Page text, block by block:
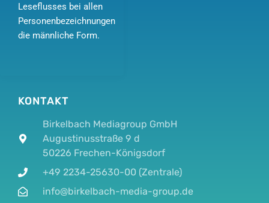
KONTAKT
Birkelbach Mediagroup GmbH
Augustinusstraße 9 d
50226 Frechen-Königsdorf
+49 2234-25630-00 (Zentrale)
info@birkelbach-media-group.de
Leseflusses bei allen
Personenbezeichnungen
die männliche Form.